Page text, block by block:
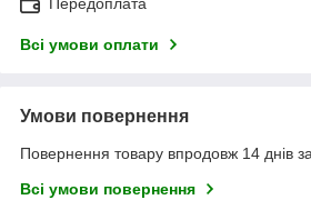
Всі умови оплати
Умови повернення
Повернення товару впродовж 14 днів
Всі умови повернення